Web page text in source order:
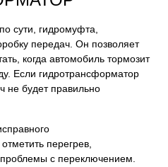
сути, гидромуфта,
передач. Он позволяет
когда автомобиль тормозит
Если гидротрансформатор
не будет правильно
перегрев,
с переключением.